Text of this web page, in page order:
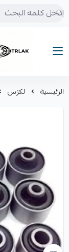
Motrlak
الرئيسية لكزس